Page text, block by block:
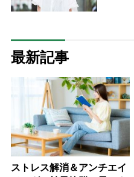
最新記事
ストレス解消＆アンチエイ